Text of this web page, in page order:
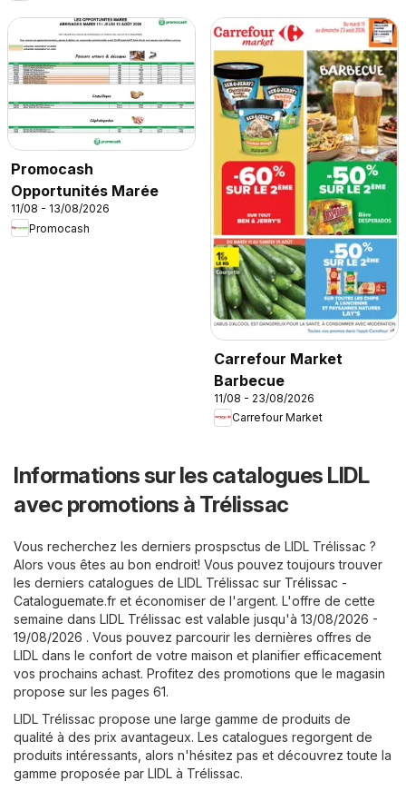
Promocash
Opportunités Marée
11/08 - 13/08/2026
Promocash
Carrefour Market
Barbecue
11/08 - 23/08/2026
Carrefour Market
Informations sur les catalogues LIDL
avec promotions à Trélissac
Vous recherchez les derniers prospsctus de LIDL Trélissac ?
Alors vous êtes au bon endroit! Vous pouvez toujours trouver
les derniers catalogues de LIDL Trélissac sur Trélissac -
Cataloguemate.fr et économiser de l'argent. L'offre de cette
semaine dans LIDL Trélissac est valable jusqu'à 13/08/2026 -
19/08/2026 . Vous pouvez parcourir les dernières offres de
LIDL dans le confort de votre maison et planifier efficacement
vos prochains achast. Profitez des promotions que le magasin
propose sur les pages 61.
LIDL Trélissac propose une large gamme de produits de
qualité à des prix avantageux. Les catalogues regorgent de
produits intéressants, alors n'hésitez pas et découvrez toute la
gamme proposée par LIDL à Trélissac.